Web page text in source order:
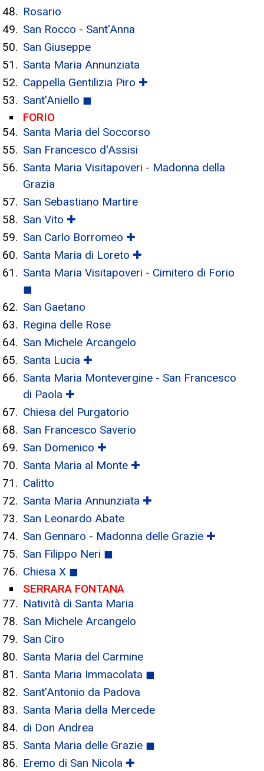
Rosario
San Rocco - Sant'Anna
San Giuseppe
Santa Maria Annunziata
Cappella Gentilizia Piro ✚
Sant'Aniello ◼
FORIO
Santa Maria del Soccorso
San Francesco d'Assisi
Santa Maria Visitapoveri - Madonna della
Grazia
San Sebastiano Martire
San Vito ✚
San Carlo Borromeo ✚
Santa Maria di Loreto ✚
Santa Maria Visitapoveri - Cimitero di Forio
◼
San Gaetano
Regina delle Rose
San Michele Arcangelo
Santa Lucia ✚
Santa Maria Montevergine - San Francesco
di Paola ✚
Chiesa del Purgatorio
San Francesco Saverio
San Domenico ✚
Santa Maria al Monte ✚
Calitto
Santa Maria Annunziata ✚
San Leonardo Abate
San Gennaro - Madonna delle Grazie ✚
San Filippo Neri ◼
Chiesa X ◼
SERRARA FONTANA
Natività di Santa Maria
San Michele Arcangelo
San Ciro
Santa Maria del Carmine
Santa Maria Immacolata ◼
Sant'Antonio da Padova
Santa Maria della Mercede
di Don Andrea
Santa Maria delle Grazie ◼
Eremo di San Nicola ✚